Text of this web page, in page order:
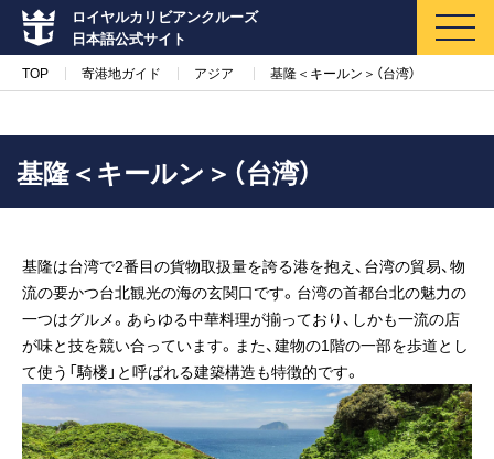
ロイヤルカリビアンクルーズ
日本語公式サイト
マイページ メルマガ登録
クルーズ検索
キャンペーン・特集
クルーズの楽しみ方
船内へようこそ
TOP 寄港地ガイド アジア 基隆＜キールン＞（台湾）
基隆＜キールン＞（台湾）
基隆は台湾で2番目の貨物取扱量を誇る港を抱え、台湾の貿易、物
流の要かつ台北観光の海の玄関口です。台湾の首都台北の魅力の
一つはグルメ。あらゆる中華料理が揃っており、しかも一流の店
が味と技を競い合っています。また、建物の1階の一部を歩道とし
て使う「騎楼」と呼ばれる建築構造も特徴的です。